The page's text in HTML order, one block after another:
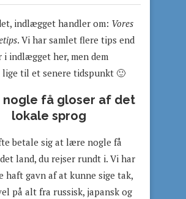
indlægget handler om: Vores
. Vi har samlet flere tips end
i indlægget her, men dem
lige til et senere tidspunkt 🙂
få gloser af det
lokale sprog
betale sig at lære nogle få
land, du rejser rundt i. Vi har
haft gavn af at kunne sige tak,
på alt fra russisk, japansk og